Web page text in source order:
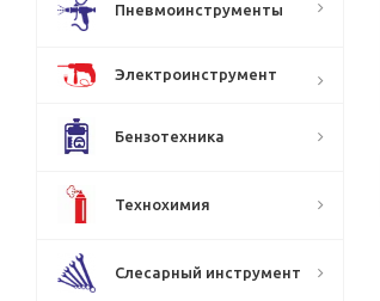
Пневмоинструменты
Электроинструмент
Бензотехника
Технохимия
Слесарный инструмент